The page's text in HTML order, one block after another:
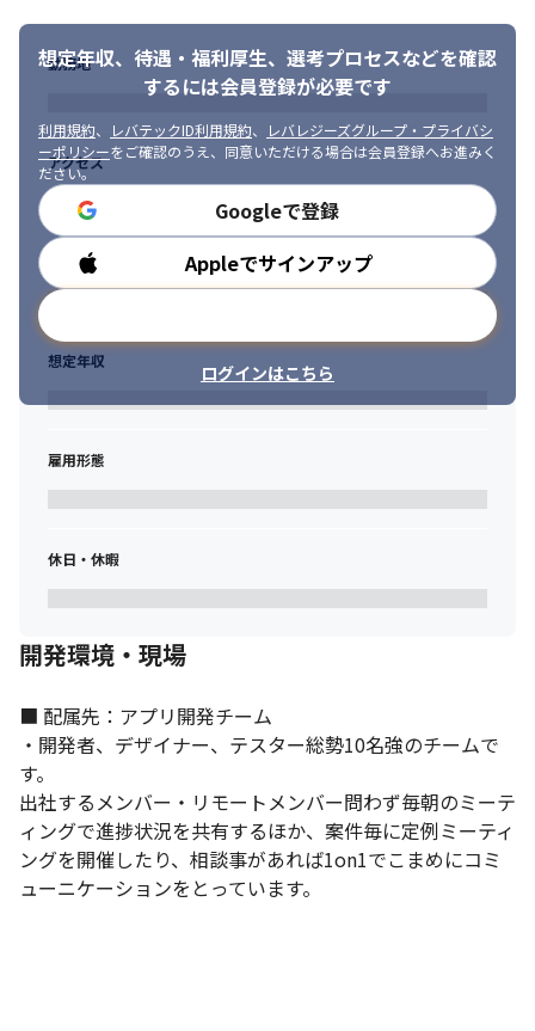
想定年収、待遇・福利厚生、 選考プロセスなどを確認
するには会員登録が必要です
利用規約、 レバテックID利用規約、
レバレジーズグループ・プライバシ
ーポリシーをご確認のうえ、同意いただける場合は会員登録へお進みく
ださい。
Googleで登録
Appleでサインアップ
ログインはこちら
勤務地
アクセス
勤務時間
想定年収
雇用形態
休日・休暇
開発環境・現場
■ 配属先：アプリ開発チーム
・開発者、デザイナー、テスター総勢10名強のチームで
す。
出社するメンバー・リモートメンバー問わず毎朝のミーテ
ィングで進捗状況を共有するほか、案件毎に定例ミーティ
ングを開催したり、相談事があれば1on1でこまめにコミ
ューニケーションをとっています。